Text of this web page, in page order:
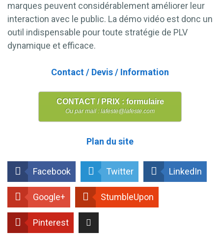
marques peuvent considérablement améliorer leur
interaction avec le public. La démo vidéo est donc un
outil indispensable pour toute stratégie de PLV
dynamique et efficace.
Contact / Devis / Information
CONTACT / PRIX : formulaire
Ou par mail : lafeste@lafeste.com
Plan du site
Facebook Twitter LinkedIn
Google+ StumbleUpon
Pinterest